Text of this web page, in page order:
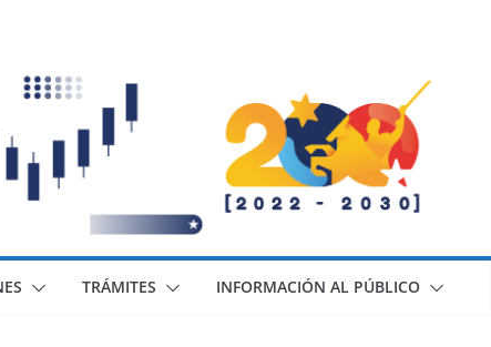
TRÁMITES INFORMACIÓN AL PÚBLICO